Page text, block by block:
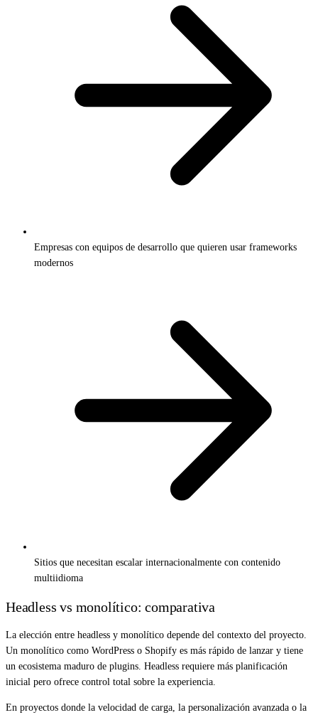
Empresas con equipos de desarrollo que quieren usar frameworks
modernos
Sitios que necesitan escalar internacionalmente con contenido
multiidioma
Headless vs monolítico: comparativa
La elección entre headless y monolítico depende del contexto del proyecto.
Un monolítico como WordPress o Shopify es más rápido de lanzar y tiene
un ecosistema maduro de plugins. Headless requiere más planificación
inicial pero ofrece control total sobre la experiencia.
En proyectos donde la velocidad de carga, la personalización avanzada o la